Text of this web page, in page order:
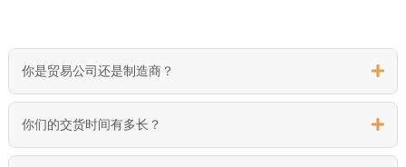
你是贸易公司还是制造商？
你们的交货时间有多长？